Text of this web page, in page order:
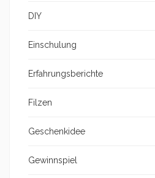
DIY
Einschulung
Erfahrungsberichte
Filzen
Geschenkidee
Gewinnspiel